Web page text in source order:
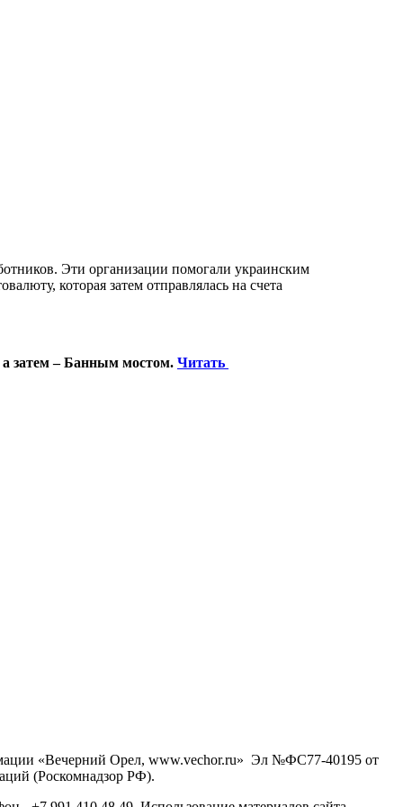
Эти организации помогали украинским
которая затем отправлялась на счета
затем – Банным мостом. Читать
«Вечерний Орел, www.vechor.ru» Эл №ФС77-40195 от
(Роскомнадзор РФ).